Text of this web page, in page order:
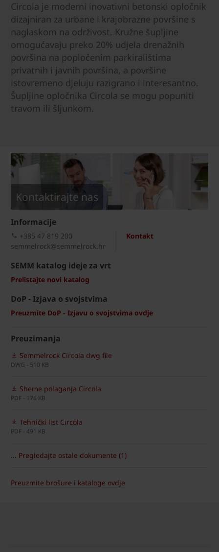
Circola je moderni inovativni betonski opločnik
dizajniran za urbane i krajobrazne površine s
naglaskom na održivost. Kružne šupljine
omogućavaju preko 20% udjela drenažnih
površina na popločenim parkiralištima
privatnih i javnih površina, a površine
istovremeno djeluju razigrano i interesantno.
Šupljine opločnika Circola se mogu popuniti
travom ili šljunkom.
Kontaktirajte nas
Informacije
Kontakt
+385 47 819 200​
semmelrock@semmelrock.hr
SEMM katalog ideje za vrt
Prelistajte novi katalog
DoP - Izjava o svojstvima
Preuzmite DoP - Izjavu o svojstvima ovdje
Preuzimanja
Semmelrock Circola dwg file
DWG - 510 KB
Sheme polaganja Circola
PDF - 176 KB
Tehnički list Circola
PDF - 491 KB
... Pregledajte ostale dokumente (1)
Preuzmite brošure i kataloge ovdje